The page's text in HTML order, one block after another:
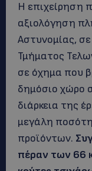
Η επιχείρηση
αξιολόγηση
Αστυνομίας,
Τμήματος
σε όχημα που
δημόσιο χώρο
διάρκεια της
μεγάλη
προϊόντων.
πέραν των 66